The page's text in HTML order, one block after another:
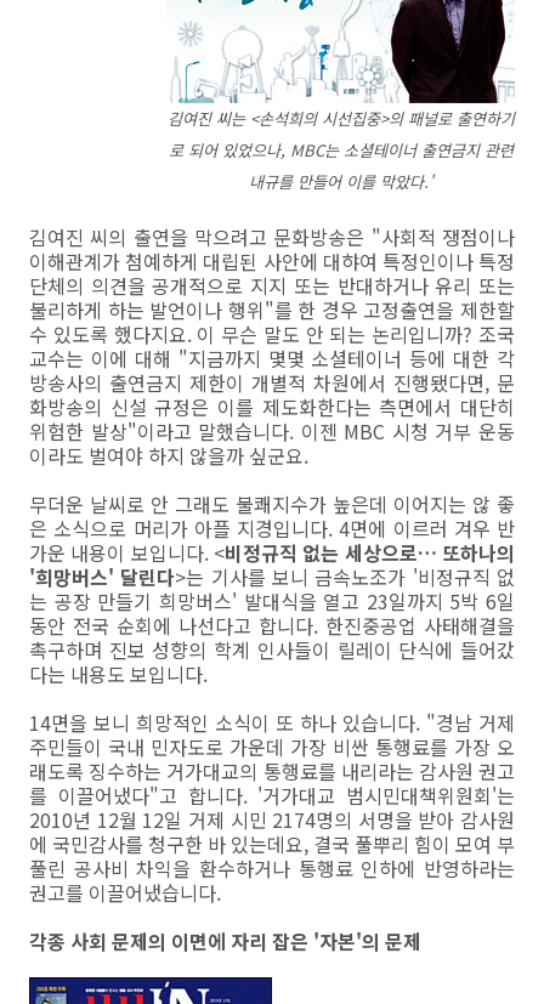
김여진 씨는 <손석희의 시선집중>의 패널로 출연하기
로 되어 있었으나, MBC는 소셜테이너 출연금지 관련
내규를 만들어 이를 막았다.'
김여진 씨의 출연을 막으려고 문화방송은 "사회적 쟁점이나
이해관계가 첨예하게 대립된 사안에 대햐여 특정인이나 특정
단체의 의견을 공개적으로 지지 또는 반대하거나 유리 또는
불리하게 하는 발언이나 행위"를 한 경우 고정출연을 제한할
수 있도록 했다지요. 이 무슨 말도 안 되는 논리입니까? 조국
교수는 이에 대해 "지금까지 몇몇 소셜테이너 등에 대한 각
방송사의 출연금지 제한이 개별적 차원에서 진행됐다면, 문
화방송의 신설 규정은 이를 제도화한다는 측면에서 대단히
위험한 발상"이라고 말했습니다. 이젠 MBC 시청 거부 운동
이라도 벌여야 하지 않을까 싶군요.
무더운 날씨로 안 그래도 불쾌지수가 높은데 이어지는 않 좋
은 소식으로 머리가 아플 지경입니다. 4면에 이르러 겨우 반
가운 내용이 보입니다. <비정규직 없는 세상으로… 또하나의
'희망버스' 달린다>는 기사를 보니 금속노조가 '비정규직 없
는 공장 만들기 희망버스' 발대식을 열고 23일까지 5박 6일
동안 전국 순회에 나선다고 합니다. 한진중공업 사태해결을
촉구하며 진보 성향의 학계 인사들이 릴레이 단식에 들어갔
다는 내용도 보입니다.
14면을 보니 희망적인 소식이 또 하나 있습니다. "경남 거제
주민들이 국내 민자도로 가운데 가장 비싼 통행료를 가장 오
래도록 징수하는 거가대교의 통행료를 내리라는 감사원 권고
를 이끌어냈다"고 합니다. '거가대교 범시민대책위원회'는
2010년 12월 12일 거제 시민 2174명의 서명을 받아 감사원
에 국민감사를 청구한 바 있는데요, 결국 풀뿌리 힘이 모여 부
풀린 공사비 차익을 환수하거나 통행료 인하에 반영하라는
권고를 이끌어냈습니다.
각종 사회 문제의 이면에 자리 잡은 '자본'의 문제